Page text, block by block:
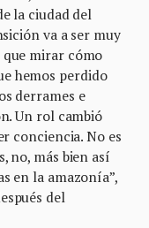
la ciudad del
va a ser muy
mirar cómo
hemos perdido
derrames e
Un rol cambió
conciencia. No es
no, más bien así
en la amazonía”,
del